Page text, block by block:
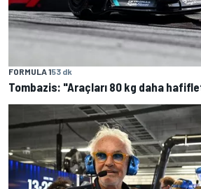
FORMULA 153 dk
Tombazis: "Araçları 80 kg daha